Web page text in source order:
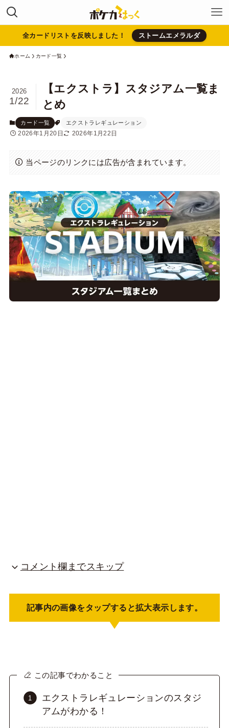
全カードリストを反映しました！ ストームエメラルダ
ホーム カード一覧
【エクストラ】スタジアム一覧ま
とめ
2026
1/22
カード一覧 エクストラレギュレーション
2026年1月20日 2026年1月22日
当ページのリンクには広告が含まれています。
コメント欄までスキップ
記事内の画像をタップすると拡大表示します。
この記事でわかること
エクストラレギュレーションのスタジ
アムがわかる！